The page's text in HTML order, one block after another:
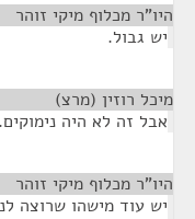
היו"ר מכלוף מיקי זוהר
יש גבול.
מיכל רוזין (מרצ)
אבל זה לא היה נימוקים.
היו"ר מכלוף מיקי זוהר
יש עוד מישהו שרוצה